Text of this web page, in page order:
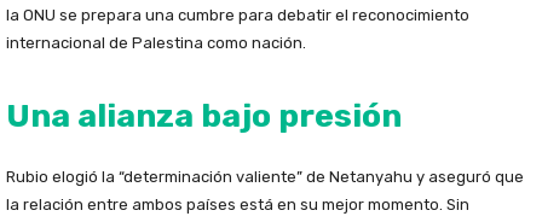
la ONU se prepara una cumbre para debatir el reconocimiento
internacional de Palestina como nación.
Una alianza bajo presión
Rubio elogió la “determinación valiente” de Netanyahu y aseguró que
la relación entre ambos países está en su mejor momento. Sin